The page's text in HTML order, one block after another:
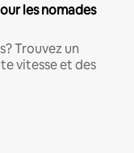
les nomades
Trouvez un
vitesse et des